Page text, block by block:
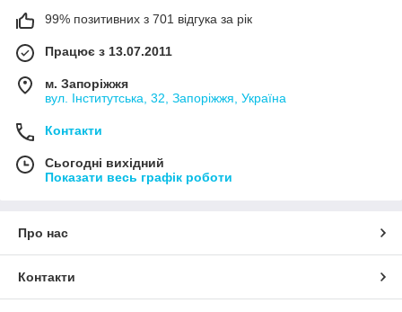
99% позитивних з 701 відгука за рік
Працює з 13.07.2011
м. Запоріжжя
вул. Інститутська, 32, Запоріжжя, Україна
Контакти
Сьогодні вихідний
Показати весь графік роботи
Про нас
Контакти